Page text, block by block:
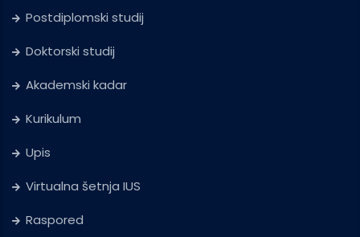
Postdiplomski studij
Doktorski studij
Akademski kadar
Kurikulum
Upis
Virtualna šetnja IUS
Raspored